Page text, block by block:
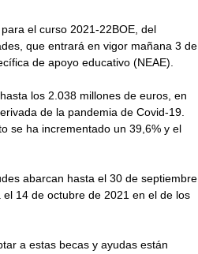
el curso 2021-22BOE, del
que entrará en vigor mañana 3 de
de apoyo educativo (NEAE).
los 2.038 millones de euros, en
de la pandemia de Covid-19.
se ha incrementado un 39,6% y el
abarcan hasta el 30 de septiembre
14 de octubre de 2021 en el de los
a estas becas y ayudas están